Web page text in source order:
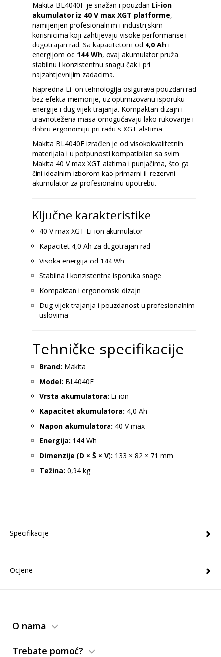
Makita BL4040F je snažan i pouzdan Li-ion
akumulator iz 40 V max XGT platforme,
namijenjen profesionalnim i industrijskim
korisnicima koji zahtijevaju visoke performanse i
dugotrajan rad. Sa kapacitetom od 4,0 Ah i
energijom od 144 Wh, ovaj akumulator pruža
stabilnu i konzistentnu snagu čak i pri
najzahtjevnijim zadacima.
Napredna Li-ion tehnologija osigurava pouzdan rad
bez efekta memorije, uz optimizovanu isporuku
energije i dug vijek trajanja. Kompaktan dizajn i
uravnotežena masa omogućavaju lako rukovanje i
dobru ergonomiju pri radu s XGT alatima.
Makita BL4040F izrađen je od visokokvalitetnih
materijala i u potpunosti kompatibilan sa svim
Makita 40 V max XGT alatima i punjačima, što ga
čini idealnim izborom kao primarni ili rezervni
akumulator za profesionalnu upotrebu.
Ključne karakteristike
40 V max XGT Li-ion akumulator
Kapacitet 4,0 Ah za dugotrajan rad
Visoka energija od 144 Wh
Stabilna i konzistentna isporuka snage
Kompaktan i ergonomski dizajn
Dug vijek trajanja i pouzdanost u profesionalnim
uslovima
Tehničke specifikacije
Brand: Makita
Model: BL4040F
Vrsta akumulatora: Li-ion
Kapacitet akumulatora: 4,0 Ah
Napon akumulatora: 40 V max
Energija: 144 Wh
Dimenzije (D × Š × V): 133 × 82 × 71 mm
Težina: 0,94 kg
Specifikacije
Ocjene
O nama
Trebate pomoć?